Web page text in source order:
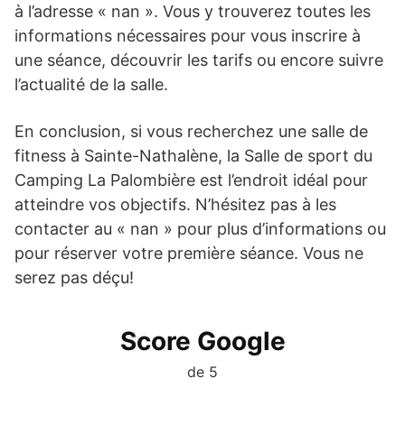
à l’adresse « nan ». Vous y trouverez toutes les
informations nécessaires pour vous inscrire à
une séance, découvrir les tarifs ou encore suivre
l’actualité de la salle.
En conclusion, si vous recherchez une salle de
fitness à Sainte-Nathalène, la Salle de sport du
Camping La Palombière est l’endroit idéal pour
atteindre vos objectifs. N’hésitez pas à les
contacter au « nan » pour plus d’informations ou
pour réserver votre première séance. Vous ne
serez pas déçu!
Score Google
de 5